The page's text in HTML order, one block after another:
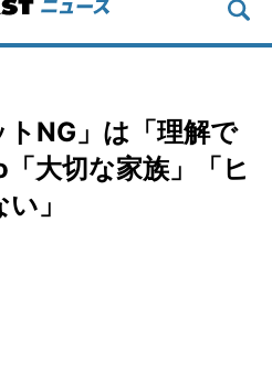
NG」は「理解で
大切な家族」「ヒ
」